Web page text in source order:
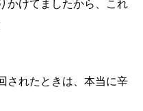
かけてましたから、これ
されたときは、本当に辛